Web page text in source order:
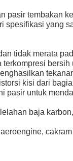
pasir tembakan
spesifikasi yang
tidak merata
bersih
kisi dari
pasir untuk
baja